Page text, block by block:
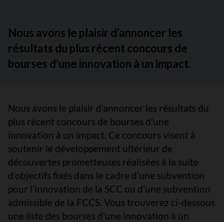
Nous avons le plaisir d’annoncer les
résultats du plus récent concours de
bourses d’une innovation à un impact.
Nous avons le plaisir d’annoncer les résultats du
plus récent concours de bourses d’une
innovation à un impact. Ce concours visent à
soutenir le développement ultérieur de
découvertes prometteuses réalisées à la suite
d’objectifs fixés dans le cadre d’une subvention
pour l’innovation de la SCC ou d’une subvention
admissible de la FCCS. Vous trouverez ci-dessous
une liste des bourses d’une innovation à un